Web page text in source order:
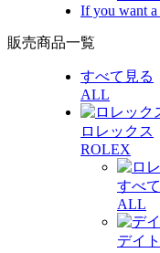
If you want
販売商品一覧
すべて見る
ALL
ロレックス
ROLEX
すべ
ALL
デイ